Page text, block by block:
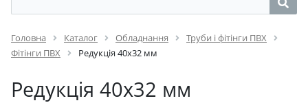
Головна Каталог Обладнання
Труби і фітінги ПВХ
Фітінги ПВХ
Редукція 40х32 мм
Редукція 40х32 мм